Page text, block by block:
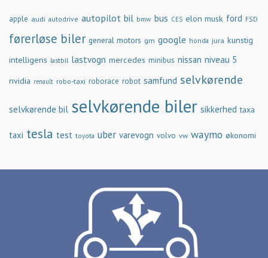
apple audi autodrive autopilot bil bmw bus CES elon musk ford FSD
førerløse biler general motors gm google honda jura kunstig
intelligens lastbil lastvogn mercedes minibus nissan niveau 5
nvidia renault robo-taxi roborace robot samfund selvkørende
selvkørende bil selvkørende biler sikkerhed taxa
taxi tesla test toyota uber varevogn volvo vw waymo økonomi